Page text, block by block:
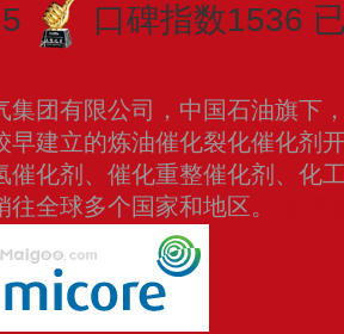
口碑指数1536
集团有限公司，中国石油旗下
早建立的炼油催化裂化催化剂
催化剂、催化重整催化剂、化
往全球多个国家和地区。